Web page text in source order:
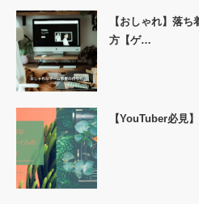
【おしゃれ】落
方【ゲ…
【YouTuber必見